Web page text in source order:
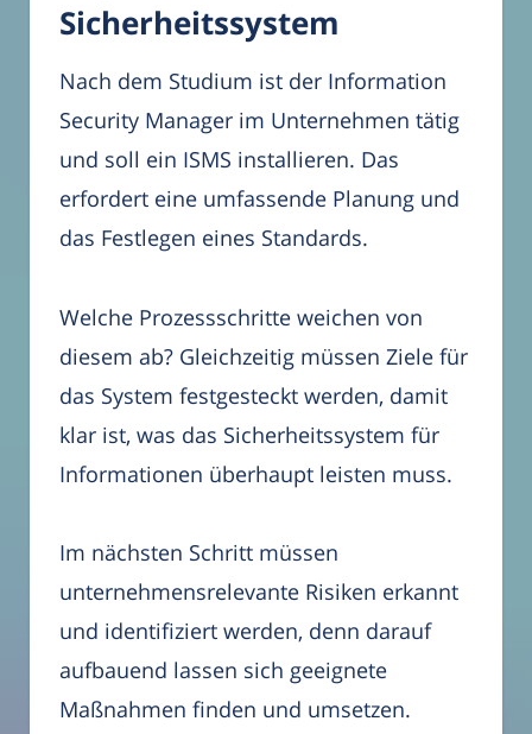
Sicherheitssystem
Nach dem Studium ist der Information
Security Manager im Unternehmen tätig
und soll ein ISMS installieren. Das
erfordert eine umfassende Planung und
das Festlegen eines Standards.
Welche Prozessschritte weichen von
diesem ab? Gleichzeitig müssen Ziele für
das System festgesteckt werden, damit
klar ist, was das Sicherheitssystem für
Informationen überhaupt leisten muss.
Im nächsten Schritt müssen
unternehmensrelevante Risiken erkannt
und identifiziert werden, denn darauf
aufbauend lassen sich geeignete
Maßnahmen finden und umsetzen.